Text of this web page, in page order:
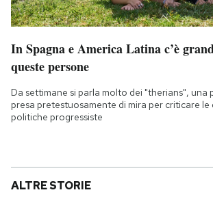
In Spagna e America Latina c’è
queste persone
Da settimane si parla molto dei "therians",
presa pretestuosamente di mira per criticare le
politiche progressiste
ALTRE STORIE